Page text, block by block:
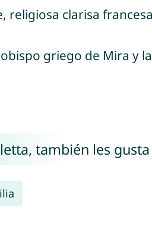
religiosa clarisa
griego de Mira y
también les gusta